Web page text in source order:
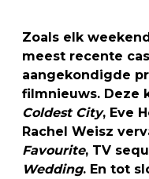
Zoals elk
meest recente
aangekondigde
filmnieuws. Deze
Coldest City, Eve
Rachel Weisz
Favourite, TV
Wedding. En tot